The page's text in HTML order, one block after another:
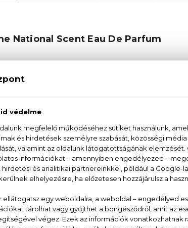
National Scent Eau De Parfum
női parfüm a márka jellegzetes
kelti fel a nőiesség és a
tea egzotikus harmóniája csábító és
utóhangot biztosít. A Costume National
hogy kifejezze saját egyéni stílusát és
így alkotva egy olyan
Scent Eau De Parfum egy igazi